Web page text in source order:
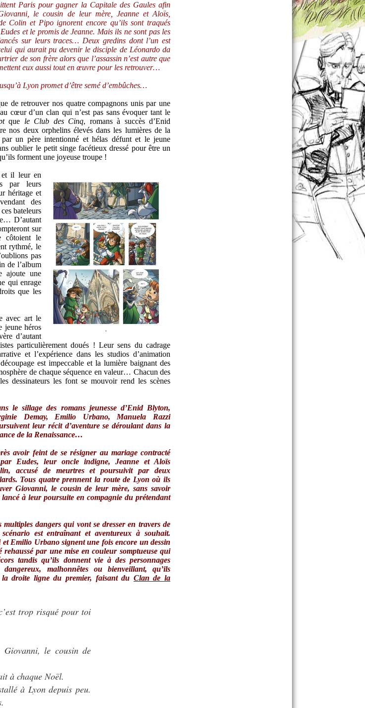
Paris pour gagner la Capitale des Gaules afin
le cousin de leur mère, Jeanne et Aloïs,
Colin et Pipo ignorent encore qu’ils sont traqués
et le promis de Jeanne. Mais ils ne sont pas les
sur leurs traces… Deux gredins dont l’un est
qui aurait pu devenir le disciple de Léonardo da
de son frère alors que l’assassin n’est autre que
eux aussi tout en œuvre pour les retrouver…
Lyon promet d’être semé d’embûches…
de retrouver nos quatre compagnons unis par une
cœur d’un clan qui n’est pas sans évoquer tant le
que le Club des Cinq, romans à succès d’Enid
nos deux orphelins élevés dans les lumières de la
par un père intentionné et hélas défunt et le jeune
oublier le petit singe facétieux dressé pour être un
forment une joyeuse troupe !
et il leur en
par leurs
héritage et
des
bateleurs
D’autant
sur
côtoient le
rythmé, le
pas
de l’album
ajoute une
qui enrage
que les
avec art le
jeune héros
d’autant
particulièrement doués ! Leur sens du cadrage
et l’expérience dans les studios d’animation
est impeccable et la lumière baignant des
de chaque séquence en valeur… Chacun des
dessinateurs les font se mouvoir rend les scènes
le sillage des romans jeunesse d’Enid Blyton,
Demay, Emilio Urbano, Manuela Razzi
leur récit d’aventure se déroulant dans la
de la Renaissance…
avoir feint de se résigner au mariage contracté
Eudes, leur oncle indigne, Jeanne et Aloïs
accusé de meurtres et poursuivit par deux
Tous quatre prennent la route de Lyon où ils
Giovanni, le cousin de leur mère, sans savoir
lancé à leur poursuite en compagnie du prétendant
multiples dangers qui vont se dresser en travers de
est entraînant et aventureux à souhait.
et Emilio Urbano signent une fois encore un dessin
rehaussé par une mise en couleur somptueuse qui
tandis qu’ils donnent vie à des personnages
malhonnêtes ou bienveillant, qu’ils
droite ligne du premier, faisant du Clan de la
trop risqué pour toi
le cousin de
à chaque Noël.
à Lyon depuis peu.